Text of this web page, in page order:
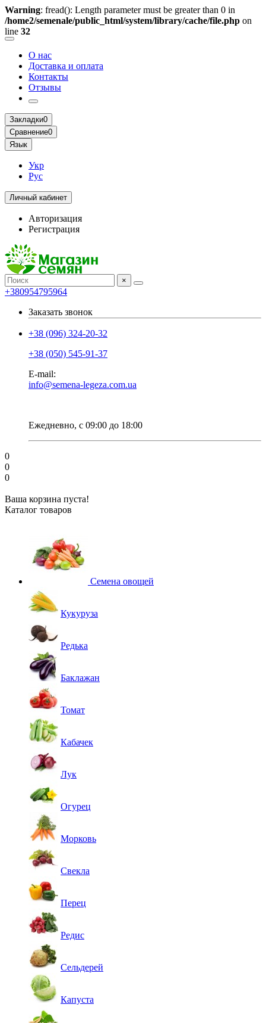
Warning: fread(): Length parameter must be greater than 0 in
/home2/semenale/public_html/system/library/cache/file.php on
line 32
О нас
Доставка и оплата
Контакты
Отзывы
Закладки0
Сравнение0
Язык
Укр
Рус
Личный кабинет
Авторизация
Регистрация
×
+380954795964
Заказать звонок
+38 (096) 324-20-32
+38 (050) 545-91-37
E-mail:
info@semena-legeza.com.ua
Ежедневно, с 09:00 до 18:00
0
0
0
Ваша корзина пуста!
Каталог товаров
Семена овощей
Кукуруза
Редька
Баклажан
Томат
Кабачек
Лук
Огурец
Морковь
Свекла
Перец
Редис
Сельдерей
Капуста